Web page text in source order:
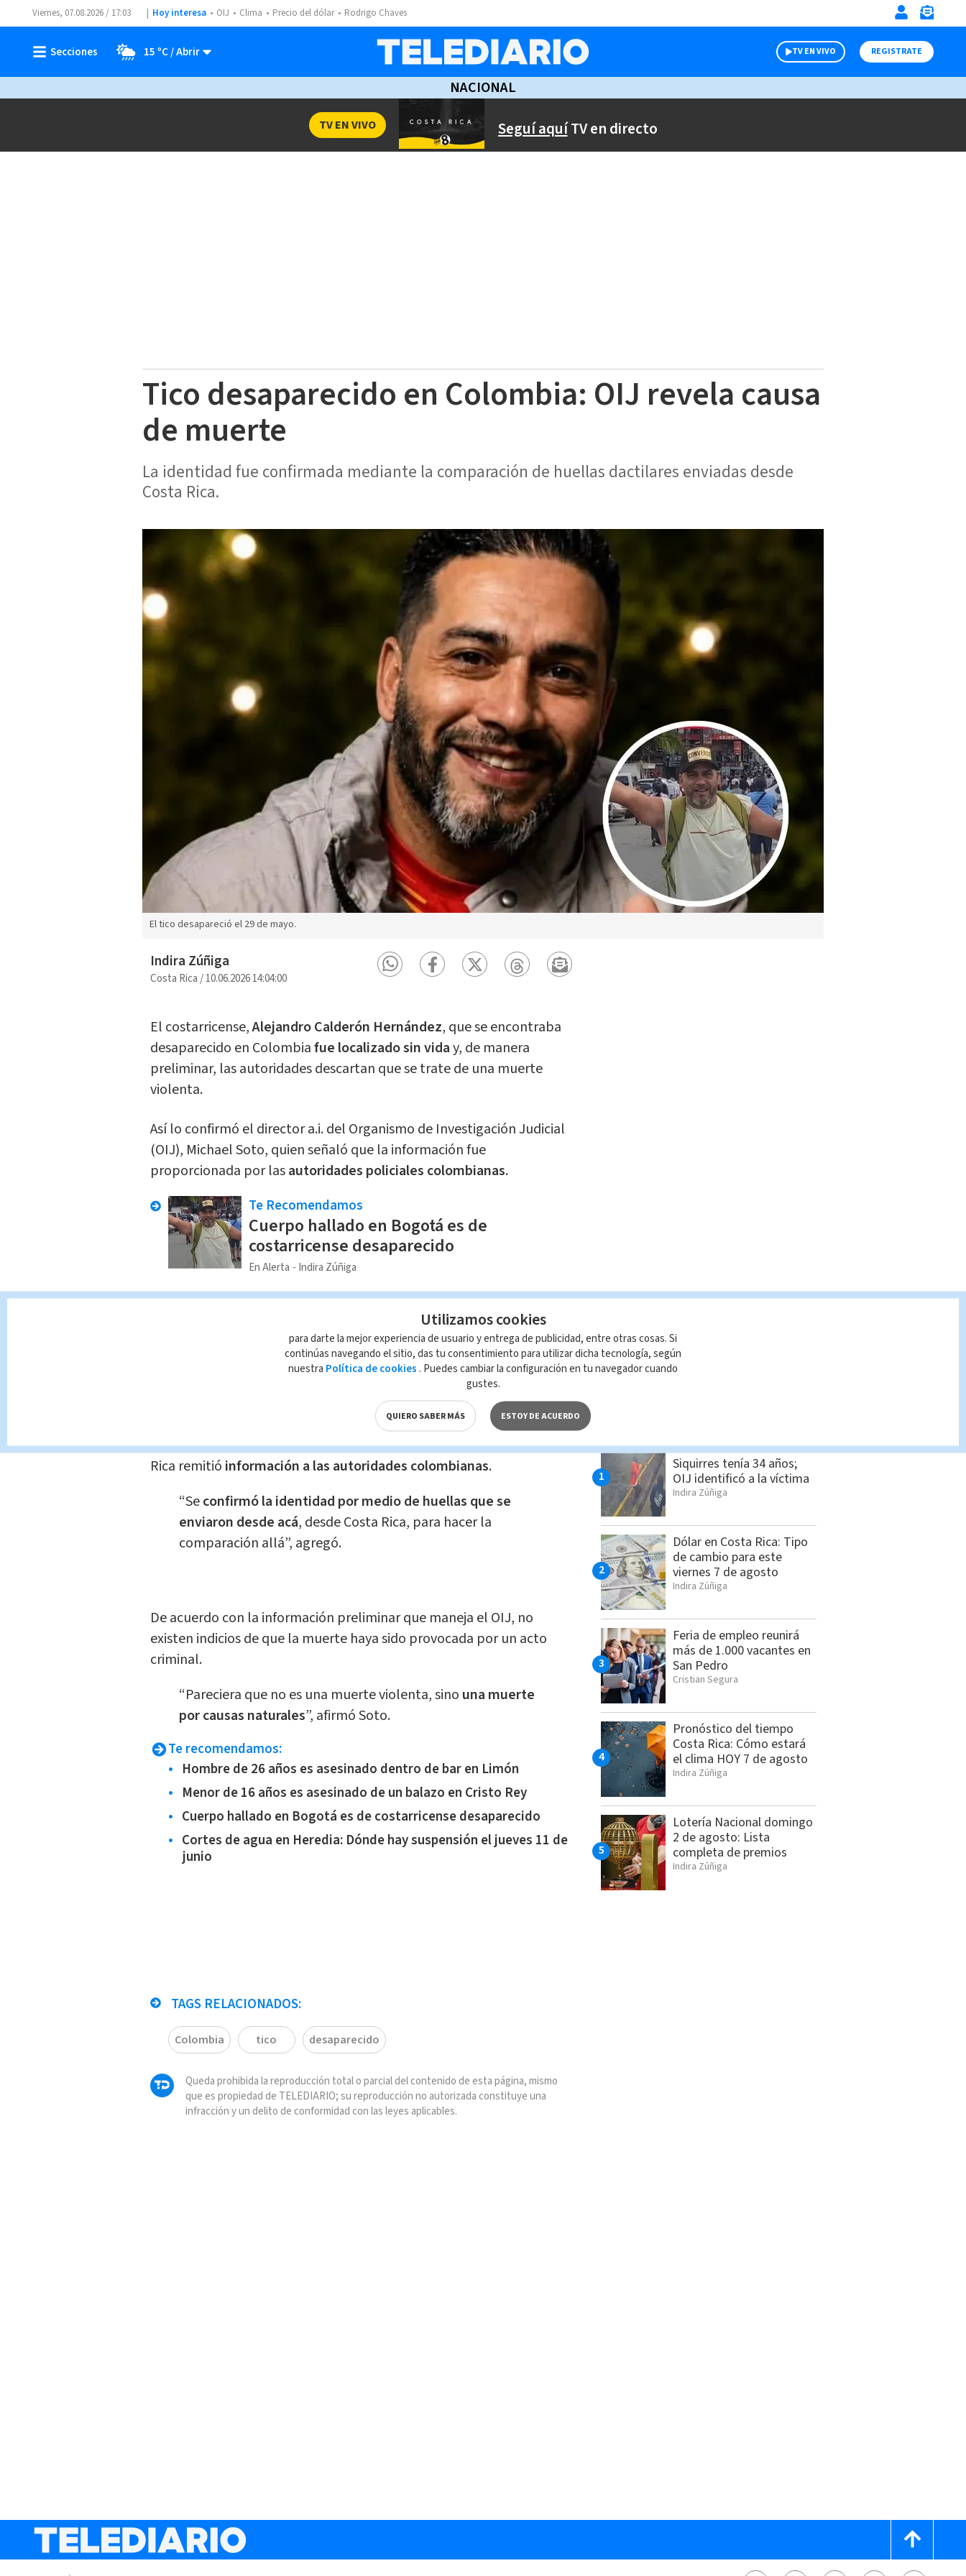
Viernes, 07.08.2026 / 17:03 Hoy interesa OIJ Clima Precio del dólar Rodrigo Chaves
15 ºC TV EN VIVO REGISTRATE
NACIONAL
Seguí aquíTV en directo
TV EN VIVO
Tico desaparecido en Colombia: OIJ revela causa
de muerte
La identidad fue confirmada mediante la comparación de huellas dactilares enviadas desde
Costa Rica.
El tico desapareció el 29 de mayo.
Indira Zúñiga
Costa Rica/10.06.2026 14:04:00
El costarricense,Alejandro Calderón Hernández, que se encontraba
desaparecido en Colombiafue localizado sin viday, de manera
preliminar, las autoridades descartan que se trate de una muerte
violenta.
Así lo confirmó el director a.i. del Organismo de Investigación Judicial
(OIJ), Michael Soto, quien señaló que la información fue
proporcionada por lasautoridades policiales colombianas.
Te Recomendamos
Cuerpo hallado en Bogotá es de
costarricense desaparecido
En Alerta Indira Zúñiga
“Respecto al costarricense desaparecido en Colombia,
podemos confirmar en este momento que ya la persona se
localizó fallecida, así nos lo informan las autoridades
policiales de Colombia,por aparentes causas naturales”,
Soto explicó que la identidad de la víctima fue corroborada mediante
un proceso de comparación de huellas dactilares, para el cual Costa
Rica remitió información a las autoridades colombianas.
“Seconfirmó la identidad por medio de huellas que se
enviaron desde acá, desde Costa Rica, para hacer la
comparación allá”, agregó.
De acuerdo con la información preliminar que maneja el OIJ, no
existen indicios de que la muerte haya sido provocada por un acto
criminal.
“Pareciera que no es una muerte violenta, sino una muerte
por causas naturales”, afirmó Soto.
Te recomendamos:
Hombre de 26 años es asesinado dentro de bar en Limón
Menor de 16 años es asesinado de un balazo en Cristo Rey
Cuerpo hallado en Bogotá es de costarricense desaparecido
Cortes de agua en Heredia: Dónde hay suspensión el jueves 11 de
junio
TAGS RELACIONADOS:
Colombia tico desaparecido
Queda prohibida la reproducción total o parcial del contenido de esta página, mismo
que es propiedad de TELEDIARIO; su reproducción no autorizada constituye una
infracción y un delito de conformidad con las leyes aplicables.
Hombre asesinado en
Siquirres tenía 34 años;
OIJ identificó a la víctima
Indira Zúñiga
Dólar en Costa Rica: Tipo
de cambio para este
viernes 7 de agosto
Indira Zúñiga
Feria de empleo reunirá
más de 1.000 vacantes en
San Pedro
Cristian Segura
Pronóstico del tiempo
Costa Rica: Cómo estará
el clima HOY 7 de agosto
Indira Zúñiga
Lotería Nacional domingo
2 de agosto: Lista
completa de premios
Indira Zúñiga
Utilizamos cookies
para darte la mejor experiencia de usuario y entrega de publicidad, entre otras cosas. Si
continúas navegando el sitio, das tu consentimiento para utilizar dicha tecnología, según
nuestra Política de cookies . Puedes cambiar la configuración en tu navegador cuando
gustes.
QUIERO SABER MÁS ESTOY DE ACUERDO